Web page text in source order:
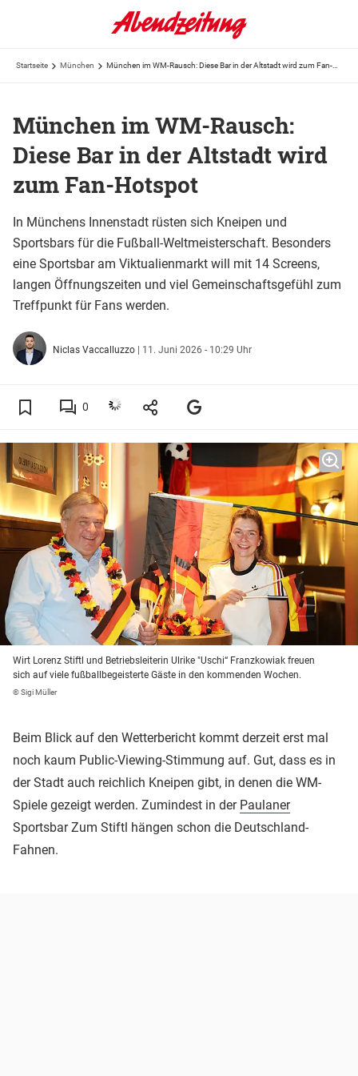
Startseite München
München im WM-Rausch:
Diese Bar in der Altstadt wird
zum Fan-Hotspot
In Münchens Innenstadt rüsten sich Kneipen und
Sportsbars für die Fußball-Weltmeisterschaft. Besonders
eine Sportsbar am Viktualienmarkt will mit 14 Screens,
langen Öffnungszeiten und viel Gemeinschaftsgefühl zum
Treffpunkt für Fans werden.
Niclas Vaccalluzzo | 11. Juni 2026 - 10:29 Uhr
0
Wirt Lorenz Stiftl und Betriebsleiterin Ulrike "Uschi“ Franzkowiak freuen
sich auf viele fußballbegeisterte Gäste in den kommenden Wochen.
© Sigi Müller
Beim Blick auf den Wetterbericht kommt derzeit erst mal
noch kaum Public-Viewing-Stimmung auf. Gut, dass es in
der Stadt auch reichlich Kneipen gibt, in denen die WM-
Spiele gezeigt werden. Zumindest in der Paulaner
Sportsbar Zum Stiftl hängen schon die Deutschland-
Fahnen.